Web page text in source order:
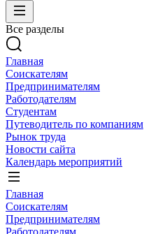
Все разделы
Главная
Соискателям
Предпринимателям
Работодателям
Студентам
Путеводитель по компаниям
Рынок труда
Новости сайта
Календарь мероприятий
Главная
Соискателям
Предпринимателям
Работодателям